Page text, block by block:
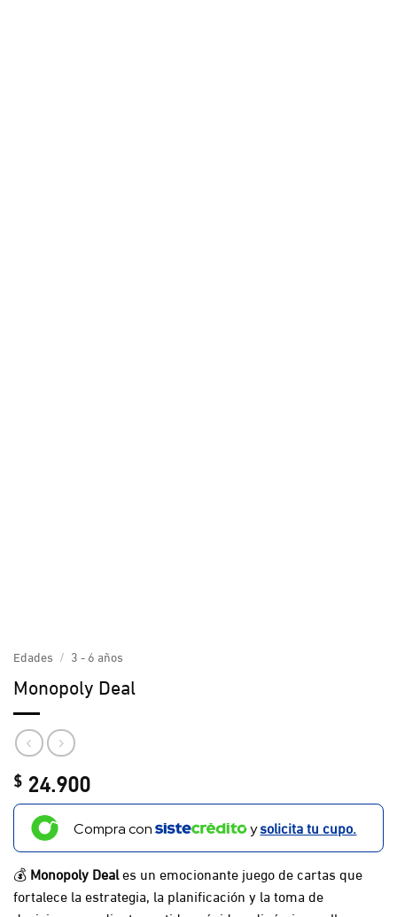
Edades / 3 - 6 años
Monopoly Deal
$ 24.900
Compra con ysolicita tu cupo.
💰 Monopoly Deales un emocionante juego de cartas que
fortalece la estrategia, la planificación y la toma de